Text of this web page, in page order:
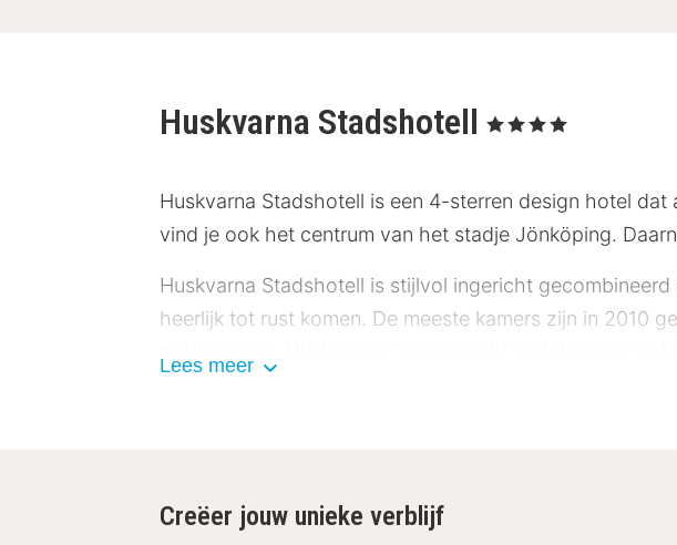
Huskvarna Stadshotell , 4 Sterren
Huskvarna Stadshotell is een 4-sterren design hotel
vind je ook het centrum van het stadje Jönköping.
Huskvarna Stadshotell is stijlvol ingericht
heerlijk tot rust komen. De meeste kamers zijn in 2010
Lees meer
Creëer jouw unieke verblijf